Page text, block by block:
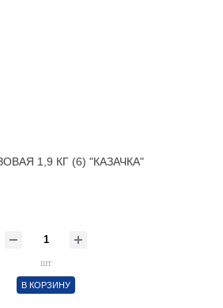
1,9 КГ (6) "КАЗАЧКА"
шт
В КОРЗИНУ